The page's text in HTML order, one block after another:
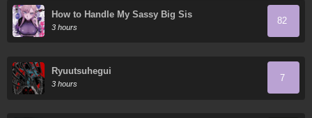
How to Handle My Sassy Big Sis
3 hours
82
Ryuutsuhegui
3 hours
7